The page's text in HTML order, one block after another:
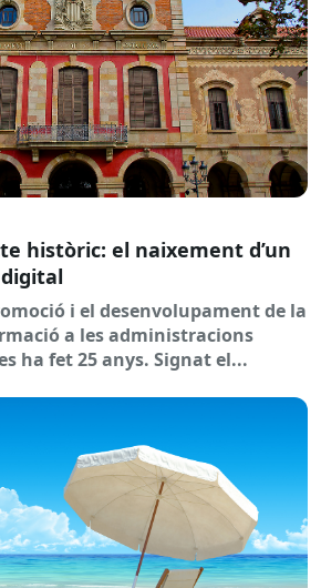
històric: el naixement d’un
i el desenvolupament de la
a les administracions
ha fet 25 anys. Signat el...